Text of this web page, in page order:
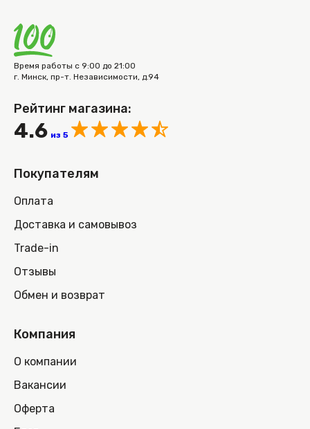
Время работы с 9:00 до 21:00
г. Минск, пр-т. Независимости, д.94
Рейтинг магазина:
4.6 из 5
Покупателям
Оплата
Доставка и самовывоз
Trade-in
Отзывы
Обмен и возврат
Компания
О компании
Вакансии
Оферта